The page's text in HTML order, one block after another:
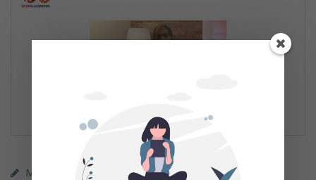
MOOC (gratuit) Parcours Libre (gratuit)